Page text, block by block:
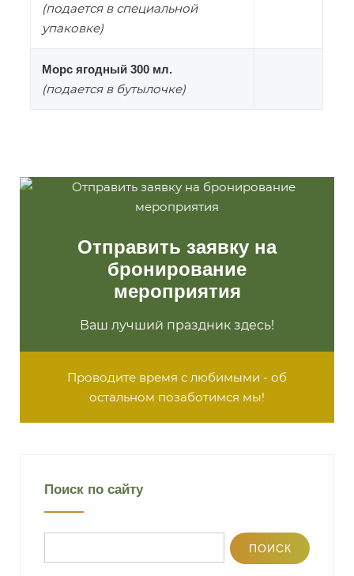
(подается в специальной
упаковке)
Морс ягодный 300 мл.
(подается в бутылочке)
Отправить заявку на
бронирование
мероприятия
Ваш лучший праздник здесь!
Проводите время с любимыми - об
остальном позаботимся мы!
Поиск по сайту